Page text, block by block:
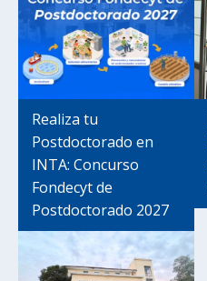
Realiza tu
Postdoctorado en
INTA: Concurso
Fondecyt de
Postdoctorado 2027